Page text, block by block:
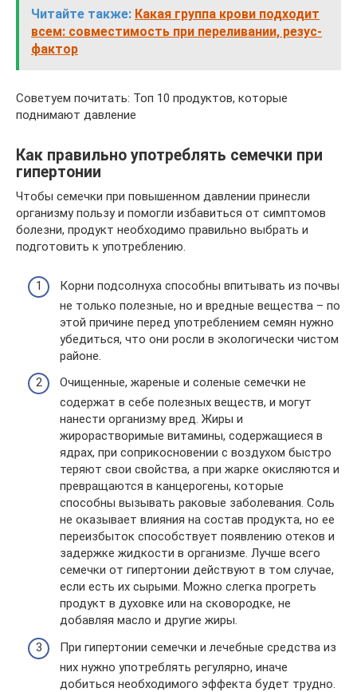
Читайте также: Какая группа крови подходит
всем: совместимость при переливании, резус-
фактор
Советуем почитать: Топ 10 продуктов, которые
поднимают давление
Как правильно употреблять семечки при
гипертонии
Чтобы семечки при повышенном давлении принесли
организму пользу и помогли избавиться от симптомов
болезни, продукт необходимо правильно выбрать и
подготовить к употреблению.
Корни подсолнуха способны впитывать из почвы
не только полезные, но и вредные вещества – по
этой причине перед употреблением семян нужно
убедиться, что они росли в экологически чистом
районе.
Очищенные, жареные и соленые семечки не
содержат в себе полезных веществ, и могут
нанести организму вред. Жиры и
жирорастворимые витамины, содержащиеся в
ядрах, при соприкосновении с воздухом быстро
теряют свои свойства, а при жарке окисляются и
превращаются в канцерогены, которые
способны вызывать раковые заболевания. Соль
не оказывает влияния на состав продукта, но ее
переизбыток способствует появлению отеков и
задержке жидкости в организме. Лучше всего
семечки от гипертонии действуют в том случае,
если есть их сырыми. Можно слегка прогреть
продукт в духовке или на сковородке, не
добавляя масло и другие жиры.
При гипертонии семечки и лечебные средства из
них нужно употреблять регулярно, иначе
добиться необходимого эффекта будет трудно.